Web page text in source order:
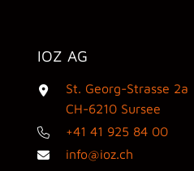
IOZ AG
St. Georg-Strasse 2a
CH-6210 Sursee
+41 41 925 84 00
info@ioz.ch